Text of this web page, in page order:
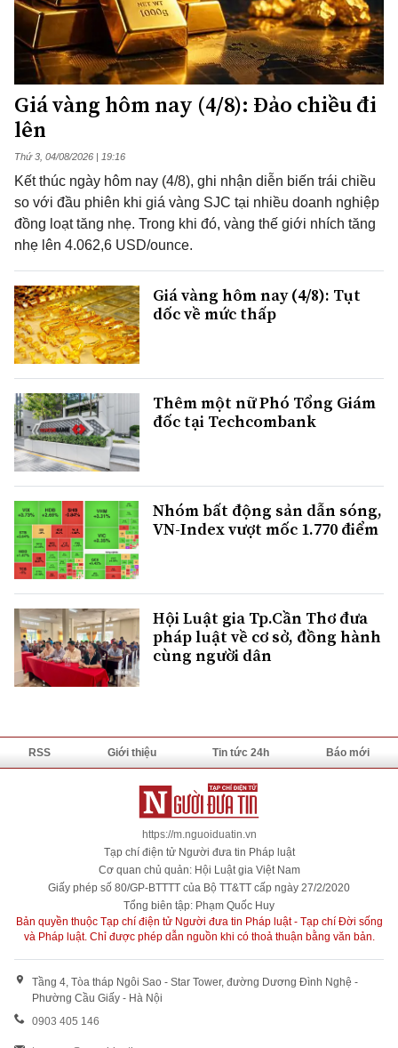
Giá vàng hôm nay (4/8): Đảo chiều đi
lên
Thứ 3, 04/08/2026 | 19:16
Kết thúc ngày hôm nay (4/8), ghi nhận diễn biến trái chiều
so với đầu phiên khi giá vàng SJC tại nhiều doanh nghiệp
đồng loạt tăng nhẹ. Trong khi đó, vàng thế giới nhích tăng
nhẹ lên 4.062,6 USD/ounce.
Giá vàng hôm nay (4/8): Tụt
dốc về mức thấp
Thêm một nữ Phó Tổng Giám
đốc tại Techcombank
Nhóm bất động sản dẫn sóng,
VN-Index vượt mốc 1.770 điểm
Hội Luật gia Tp.Cần Thơ đưa
pháp luật về cơ sở, đồng hành
cùng người dân
RSS Giới thiệu Tin tức 24h Báo mới
https://m.nguoiduatin.vn
Tạp chí điện tử Người đưa tin Pháp luật
Cơ quan chủ quản: Hội Luật gia Việt Nam
Giấy phép số 80/GP-BTTTT của Bộ TT&TT cấp ngày 27/2/2020
Tổng biên tập: Phạm Quốc Huy
Bản quyền thuộc Tạp chí điện tử Người đưa tin Pháp luật - Tạp chí Đời sống
và Pháp luật. Chỉ được phép dẫn nguồn khi có thoả thuận bằng văn bản.
Tầng 4, Tòa tháp Ngôi Sao - Star Tower, đường Dương Đình Nghệ -
Phường Cầu Giấy - Hà Nội
0903 405 146